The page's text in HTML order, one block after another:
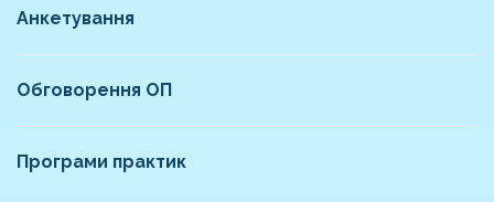
Анкетування
Обговорення ОП
Програми практик